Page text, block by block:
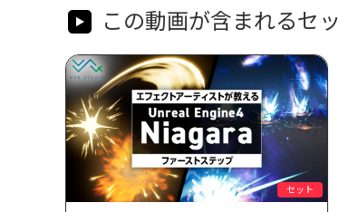
この動画が含まれるセ
セット